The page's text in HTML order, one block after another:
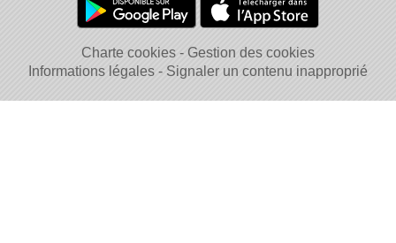
Charte cookies
Gestion des cookies
Informations légales
Signaler un contenu inapproprié